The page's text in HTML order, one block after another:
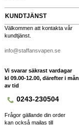
KUNDTJÄNST
Välkommen att kontakta vår
kundtjänst.
info@staffansvapen.se
Vi svarar säkrast vardagar
kl 09.00-12.00, därefter i mån
av tid
0243-230504
Frågor gällande din order
kan också mailas till